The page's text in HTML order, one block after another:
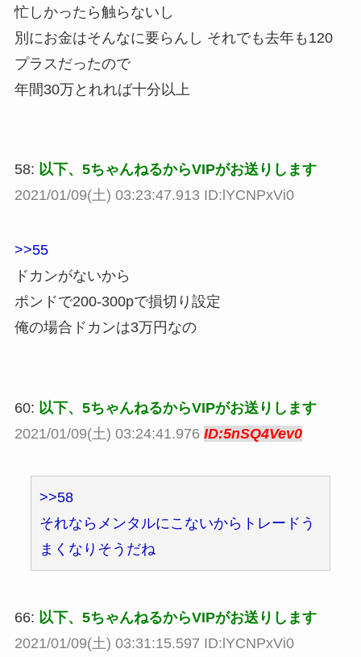
忙しかったら触らないし
別にお金はそんなに要らんし それでも去年も120
プラスだったので
年間30万とれれば十分以上
58: 以下、5ちゃんねるからVIPがお送りします
2021/01/09(土) 03:23:47.913 ID:lYCNPxVi0
>>55
ドカンがないから
ポンドで200-300pで損切り設定
俺の場合ドカンは3万円なの
60: 以下、5ちゃんねるからVIPがお送りします
2021/01/09(土) 03:24:41.976 ID:5nSQ4Vev0
>>58
それならメンタルにこないからトレードう
まくなりそうだね
66: 以下、5ちゃんねるからVIPがお送りします
2021/01/09(土) 03:31:15.597 ID:lYCNPxVi0